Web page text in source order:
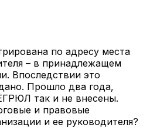
по адресу места
– в принадлежащем
Впоследствии это
Прошло два года,
так и не внесены.
и правовые
и ее руководителя?